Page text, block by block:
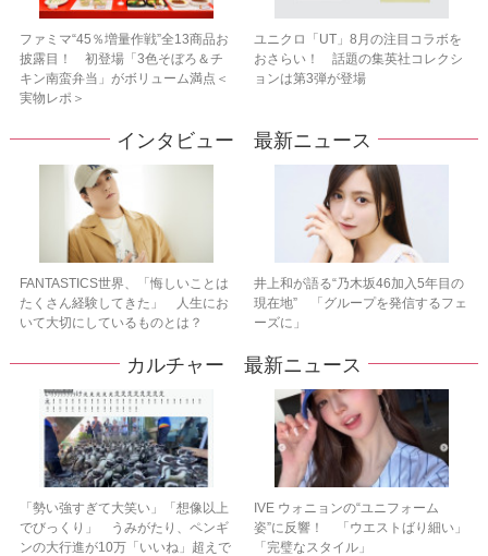
ファミマ“45％増量作戦”全13商品お
披露目！ 初登場「3色そぼろ＆チ
キン南蛮弁当」がボリューム満点＜
実物レポ＞
ユニクロ「UT」8月の注目コラボを
おさらい！ 話題の集英社コレクシ
ョンは第3弾が登場
インタビュー 最新ニュース
FANTASTICS世界、「悔しいことは
たくさん経験してきた」 人生にお
いて大切にしているものとは？
井上和が語る“乃木坂46加入5年目の
現在地” 「グループを発信するフェ
ーズに」
カルチャー 最新ニュース
「勢い強すぎて大笑い」「想像以上
でびっくり」 うみがたり、ペンギ
ンの大行進が10万「いいね」超えで
IVE ウォニョンの“ユニフォーム
姿”に反響！ 「ウエストばり細い」
「完璧なスタイル」